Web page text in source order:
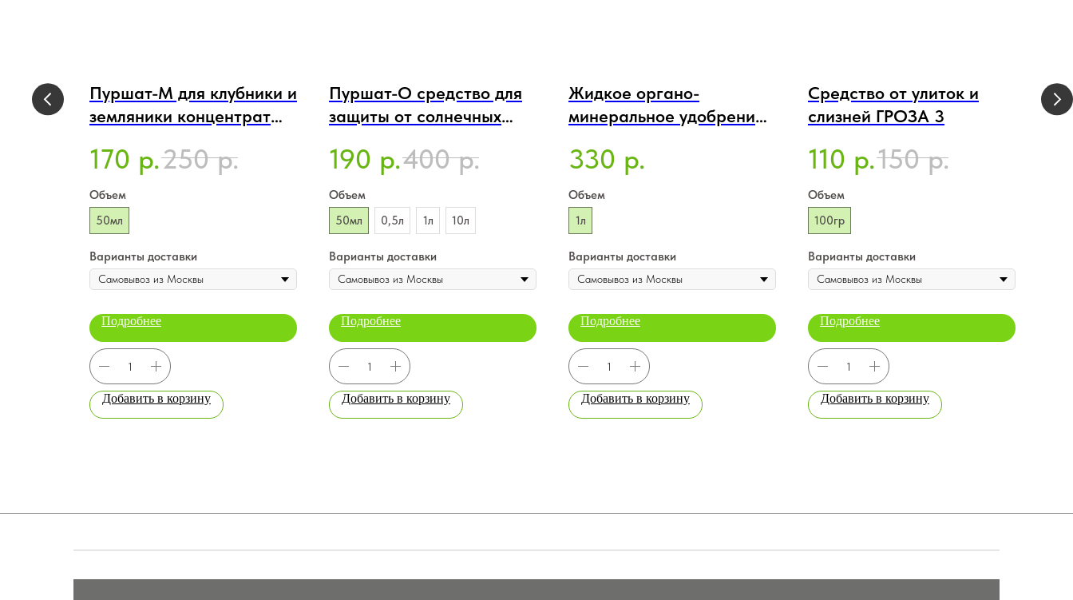
Пуршат-М для клубники и
земляники концентрат
170 р.250 р.
Объем
50мл
Варианты доставки
Подробнее
Добавить в корзину
Пуршат-О средство для
защиты от солнечных
хвойных и декоративных
190 р.400 р.
Объем
50мл
0,5л 1л 10л
Варианты доставки
Подробнее
Добавить в корзину
Жидкое органо-
минеральное удобрение -
томатов, баклажанов,
сладкого перца,
канистра 1л
330 р.
Объем
1л
Варианты доставки
Подробнее
Добавить в корзину
Средство от улиток и
слизней ГРОЗА 3
110 р.150 р.
Объем
100гр
Варианты доставки
Подробнее
Добавить в корзину